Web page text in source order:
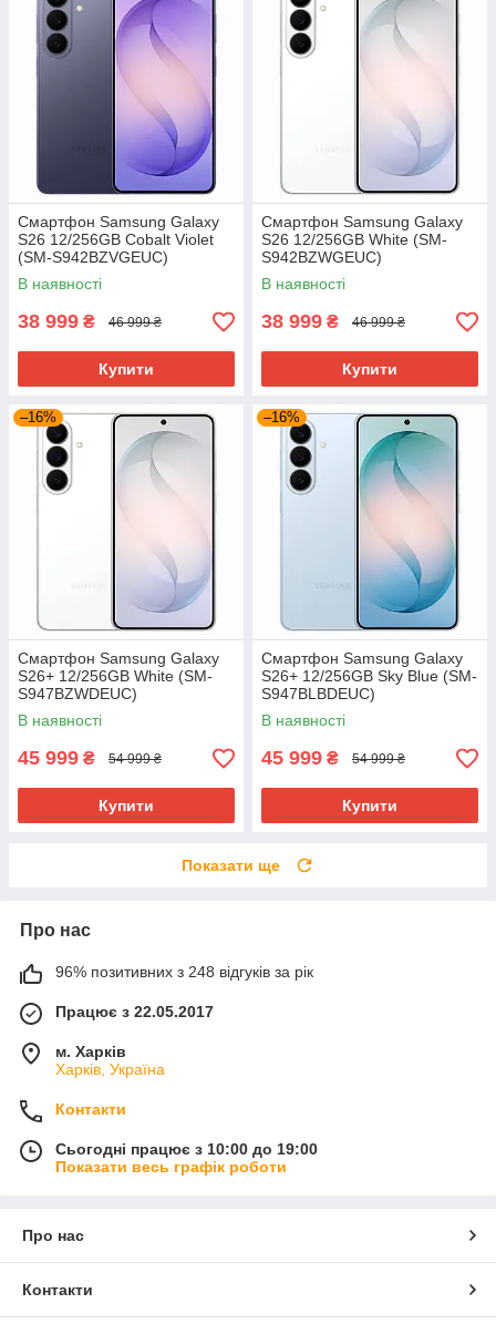
Смартфон Samsung Galaxy
S26 12/256GB Cobalt Violet
(SM-S942BZVGEUC)
В наявності
38 999 ₴ 46 999 ₴
Купити
Смартфон Samsung Galaxy
S26 12/256GB White (SM-
S942BZWGEUC)
В наявності
38 999 ₴ 46 999 ₴
Купити
–16%
Смартфон Samsung Galaxy
S26+ 12/256GB White (SM-
S947BZWDEUC)
В наявності
45 999 ₴ 54 999 ₴
Купити
–16%
Смартфон Samsung Galaxy
S26+ 12/256GB Sky Blue (SM-
S947BLBDEUC)
В наявності
45 999 ₴ 54 999 ₴
Купити
Показати ще
Про нас
96% позитивних з 248 відгуків за рік
Працює з 22.05.2017
м. Харків
Харків, Україна
Контакти
Сьогодні працює з 10:00 до 19:00
Показати весь графік роботи
Про нас
Контакти